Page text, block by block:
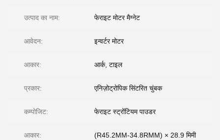
उत्पाद का नाम: फेराइट मोटर मैग्नेट
आवेदन: इन्वर्टर मोटर
आकार: आर्क, टाइल
प्रकार: एनिज़ोट्रोपिक सिंटरित चुंबक
कम्पोजिट: फेराइट स्ट्रोंटियम पाउडर
आकार: (R45.2MM-34.8RMM) × 28.9 मिमी